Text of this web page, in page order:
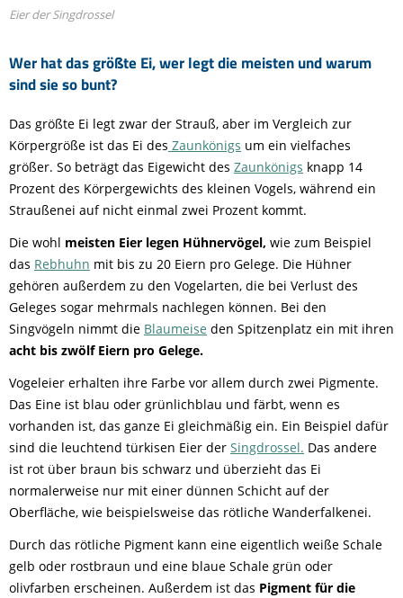
Wer hat das größte Ei, wer legt die meisten und warum
sind sie so bunt?
Eier der Singdrossel
Das größte Ei legt zwar der Strauß, aber im Vergleich zur
Körpergröße ist das Ei des Zaunkönigs um ein vielfaches
größer. So beträgt das Eigewicht des Zaunkönigs knapp 14
Prozent des Körpergewichts des kleinen Vogels, während ein
Straußenei auf nicht einmal zwei Prozent kommt.
Die wohl meisten Eier legen Hühnervögel, wie zum Beispiel
das Rebhuhn mit bis zu 20 Eiern pro Gelege. Die Hühner
gehören außerdem zu den Vogelarten, die bei Verlust des
Geleges sogar mehrmals nachlegen können. Bei den
Singvögeln nimmt die Blaumeise den Spitzenplatz ein mit ihren
acht bis zwölf Eiern pro Gelege.
Vogeleier erhalten ihre Farbe vor allem durch zwei Pigmente.
Das Eine ist blau oder grünlichblau und färbt, wenn es
vorhanden ist, das ganze Ei gleichmäßig ein. Ein Beispiel dafür
sind die leuchtend türkisen Eier der Singdrossel. Das andere
ist rot über braun bis schwarz und überzieht das Ei
normalerweise nur mit einer dünnen Schicht auf der
Oberfläche, wie beispielsweise das rötliche Wanderfalkenei.
Durch das rötliche Pigment kann eine eigentlich weiße Schale
gelb oder rostbraun und eine blaue Schale grün oder
olivfarben erscheinen. Außerdem ist das Pigment für die